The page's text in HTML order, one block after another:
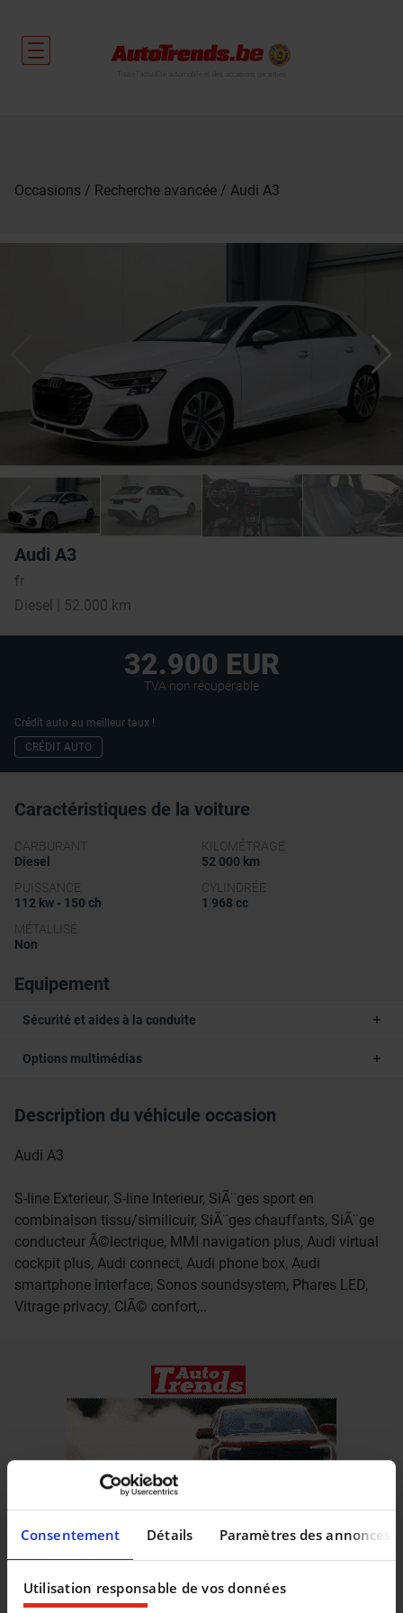
Consentement Détails Paramètres des annonces
Utilisation responsable de vos données
Occasions Recherche avancée Audi A3
Audi A3
fr
Diesel | 52.000 km
32.900 EUR
TVA non récupérable
Crédit auto au meilleur taux !
CRÉDIT AUTO
Caractéristiques de la voiture
CARBURANT
Diesel
KILOMÉTRAGE
52 000 km
PUISSANCE
112 kw - 150 ch
CYLINDRÉE
1 968 cc
MÉTALLISÉ
Non
Equipement
Sécurité et aides à la conduite
Options multimédias
Description du véhicule occasion
Audi A3
S-line Exterieur, S-line Interieur, SiÃ¨ges sport en
combinaison tissu/similicuir, SiÃ¨ges chauffants, SiÃ¨ge
conducteur Ã©lectrique, MMI navigation plus, Audi virtual
cockpit plus, Audi connect, Audi phone box, Audi
smartphone interface, Sonos soundsystem, Phares LED,
Vitrage privacy, ClÃ© confort,..